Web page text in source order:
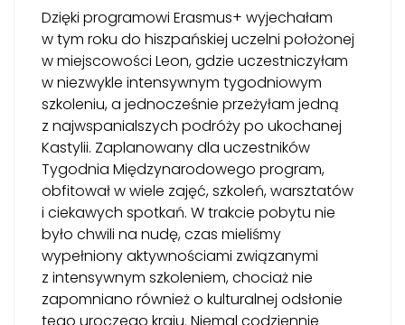
Dzięki programowi Erasmus+ wyjechałam
w tym roku do hiszpańskiej uczelni położonej
w miejscowości Leon, gdzie uczestniczyłam
w niezwykle intensywnym tygodniowym
szkoleniu, a jednocześnie przeżyłam jedną
z najwspanialszych podróży po ukochanej
Kastylii. Zaplanowany dla uczestników
Tygodnia Międzynarodowego program,
obfitował w wiele zajęć, szkoleń, warsztatów
i ciekawych spotkań. W trakcie pobytu nie
było chwili na nudę, czas mieliśmy
wypełniony aktywnościami związanymi
z intensywnym szkoleniem, chociaż nie
zapomniano również o kulturalnej odsłonie